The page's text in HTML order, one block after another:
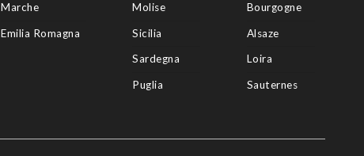
Marche
Emilia Romagna
Molise
Sicilia
Sardegna
Puglia
Bourgogne
Alsaze
Loira
Sauternes